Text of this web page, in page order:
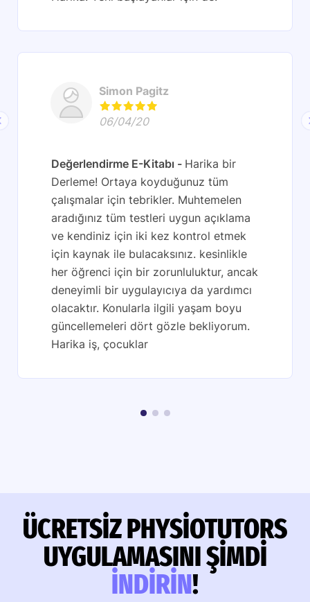
Simon Pagitz
06/04/20
Değerlendirme E-Kitabı
Harika bir
Derleme! Ortaya koyduğunuz tüm
çalışmalar için tebrikler. Muhtemelen
aradığınız tüm testleri uygun açıklama
ve kendiniz için iki kez kontrol etmek
için kaynak ile bulacaksınız. kesinlikle
her öğrenci için bir zorunluluktur, ancak
deneyimli bir uygulayıcıya da yardımcı
olacaktır. Konularla ilgili yaşam boyu
güncellemeleri dört gözle bekliyorum.
Harika iş, çocuklar
ÜCRETSIZ PHYSIOTUTORS
UYGULAMASINI ŞIMDI
INDIRIN!